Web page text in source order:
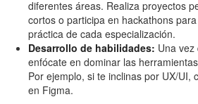
diferentes áreas. Realiza proyectos
cortos o participa en hackathons
práctica de cada especialización.
Desarrollo de habilidades: Una
enfócate en dominar las
Por ejemplo, si te inclinas por UX/UI,
en Figma.